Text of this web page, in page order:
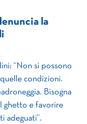
la
“Non si possono
condizioni.
Bisogna
ghetto e favorire
adeguati”.